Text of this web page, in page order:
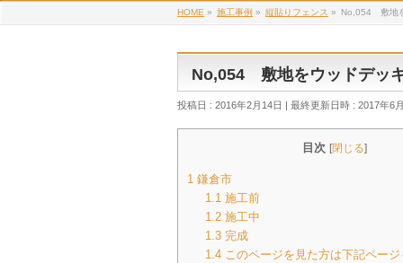
HOME » 施工事例 » 縦貼りフェンス » No,054 敷地
No,054 敷地をウッドデッ
投稿日 : 2016年2月14日 最終更新日時 : 2017年6
目次 [閉じる]
1 鎌倉市
1.1施工前
1.2施工中
1.3完成
1.4このページを見た方は下記ページ